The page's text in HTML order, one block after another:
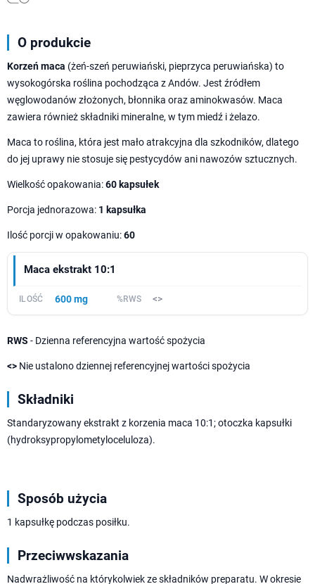
O produkcie
Korzeń maca (żeń-szeń peruwiański, pieprzyca peruwiańska) to
wysokogórska roślina pochodząca z Andów. Jest źródłem
węglowodanów złożonych, błonnika oraz aminokwasów. Maca
zawiera również składniki mineralne, w tym miedź i żelazo.
Maca to roślina, która jest mało atrakcyjna dla szkodników, dlatego
do jej uprawy nie stosuje się pestycydów ani nawozów sztucznych.
Wielkość opakowania:60 kapsułek
Porcja jednorazowa: 1 kapsułka
Ilość porcji w opakowaniu:60
Maca ekstrakt 10:1
600 mg <>
RWS - Dzienna referencyjna wartość spożycia
<> Nie ustalono dziennej referencyjnej wartości spożycia
Składniki
Standaryzowany ekstrakt z korzenia maca 10:1; otoczka kapsułki
(hydroksypropylometyloceluloza).
Sposób użycia
1 kapsułkę podczas posiłku.
Przeciwwskazania
Nadwrażliwość na którykolwiek ze składników preparatu. W okresie